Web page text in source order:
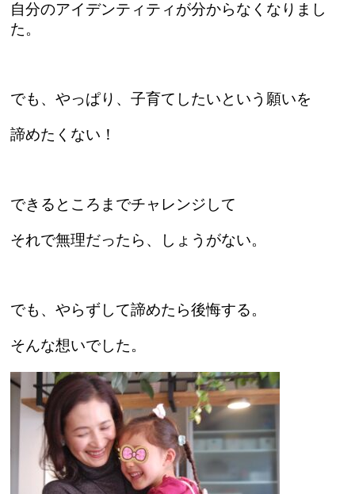
自分のアイデンティティが分からなくなりまし
た。
でも、やっぱり、子育てしたいという願いを
諦めたくない！
できるところまでチャレンジして
それで無理だったら、しょうがない。
でも、やらずして諦めたら後悔する。
そんな想いでした。